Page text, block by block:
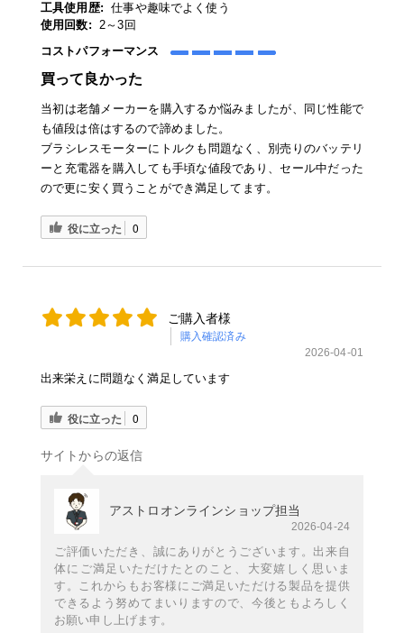
工具使用歴: 仕事や趣味でよく使う
使用回数: 2～3回
コストパフォーマンス
買って良かった
当初は老舗メーカーを購入するか悩みましたが、同じ性能で
も値段は倍はするので諦めました。
ブラシレスモーターにトルクも問題なく、別売りのバッテリ
ーと充電器を購入しても手頃な値段であり、セール中だった
ので更に安く買うことができ満足してます。
役に立った 0
ご購入者様
購入確認済み
2026-04-01
出来栄えに問題なく満足しています
役に立った 0
サイトからの返信
アストロオンラインショップ担当
2026-04-24
ご評価いただき、誠にありがとうございます。出来自
体にご満足いただけたとのこと、大変嬉しく思いま
す。これからもお客様にご満足いただける製品を提供
できるよう努めてまいりますので、今後ともよろしく
お願い申し上げます。